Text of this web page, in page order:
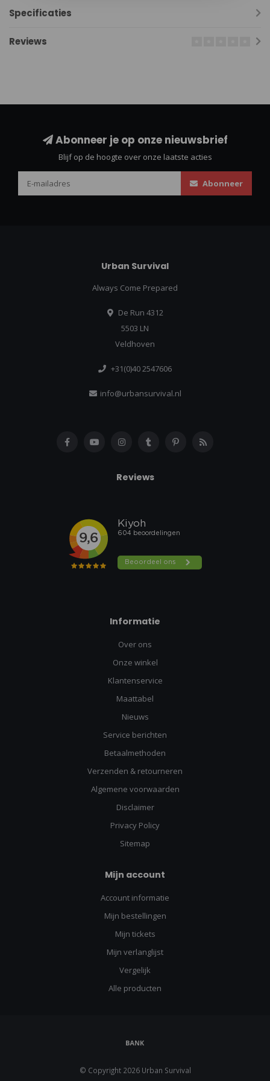
Specificaties
Reviews
Abonneer je op onze nieuwsbrief
Blijf op de hoogte over onze laatste acties
Abonneer
Urban Survival
Always Come Prepared
De Run 4312
5503 LN
Veldhoven
+31(0)40 2547606
info@urbansurvival.nl
Reviews
Informatie
Over ons
Onze winkel
Klantenservice
Maattabel
Nieuws
Service berichten
Betaalmethoden
Verzenden & retourneren
Algemene voorwaarden
Disclaimer
Privacy Policy
Sitemap
Mijn account
Account informatie
Mijn bestellingen
Mijn tickets
Mijn verlanglijst
Vergelijk
Alle producten
© Copyright 2026 Urban Survival